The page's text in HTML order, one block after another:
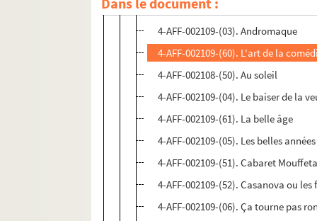
4-AFF-002109-(02). Album de famille
4-AFF-002109-(03). Andromaque
4-AFF-002109-(60). L'art de la
4-AFF-002108-(50). Au soleil
4-AFF-002109-(04). Le baiser de la
4-AFF-002109-(61). La belle âge
4-AFF-002109-(05). Les belles années
4-AFF-002109-(51). Cabaret
4-AFF-002109-(52). Casanova ou
4-AFF-002109-(06). Ça tourne pas